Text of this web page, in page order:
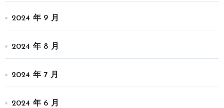
2024 年 9 月
2024 年 8 月
2024 年 7 月
2024 年 6 月